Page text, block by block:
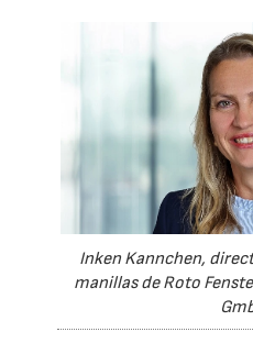
Inken Kannchen,
manillas de Roto